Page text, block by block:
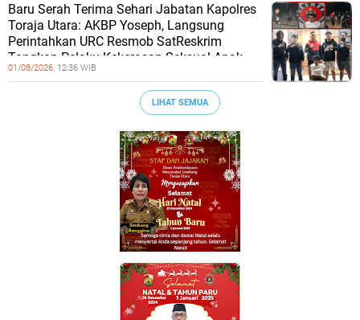
Baru Serah Terima Sehari Jabatan Kapolres
Toraja Utara: AKBP Yoseph, Langsung
Perintahkan URC Resmob SatReskrim
Tangkap Pelaku Kekerasan Seksual Anak
01/08/2026, 12:36 WIB
LIHAT SEMUA